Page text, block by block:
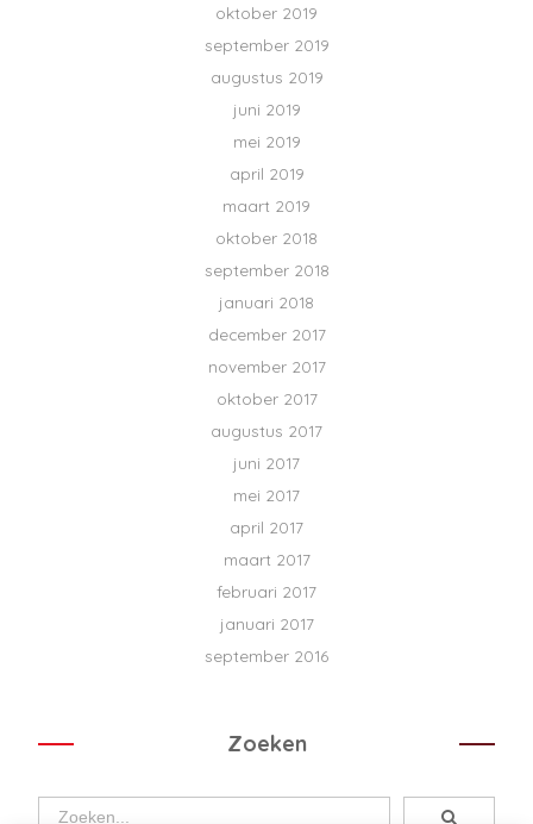
oktober 2019
september 2019
augustus 2019
juni 2019
mei 2019
april 2019
maart 2019
oktober 2018
september 2018
januari 2018
december 2017
november 2017
oktober 2017
augustus 2017
juni 2017
mei 2017
april 2017
maart 2017
februari 2017
januari 2017
september 2016
Zoeken